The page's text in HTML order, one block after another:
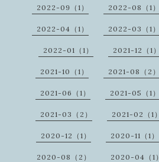
2022-09（1） 2022-08（1）
2022-04（1） 2022-03（1）
2022-01（1） 2021-12（1）
2021-10（1） 2021-08（2）
2021-06（1） 2021-05（1）
2021-03（2） 2021-02（1）
2020-12（1） 2020-11（1）
2020-08（2） 2020-04（1）